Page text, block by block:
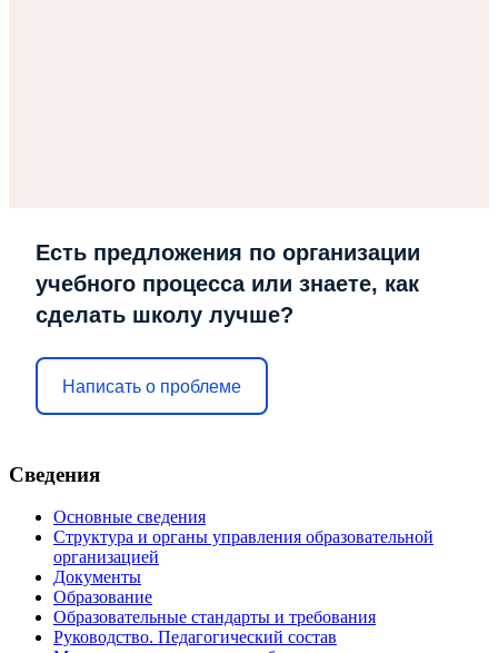
Есть предложения по организации
учебного процесса или знаете, как
сделать школу лучше?
Написать о проблеме
Сведения
Основные сведения
Структура и органы управления образовательной
организацией
Документы
Образование
Образовательные стандарты и требования
Руководство. Педагогический состав